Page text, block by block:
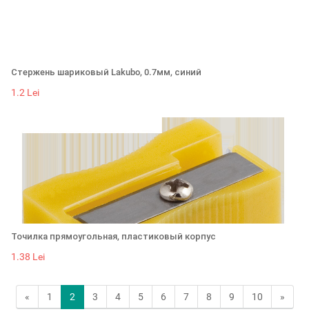
Стержень шариковый Lakubo, 0.7мм, синий
1.2 Lei
Точилка прямоугольная, пластиковый корпус
1.38 Lei
« 1 2 3 4 5 6 7 8 9 10 »